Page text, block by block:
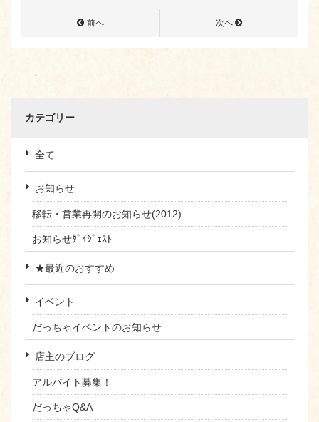
前へ 次へ
カテゴリー
全て
お知らせ
移転・営業再開のお知らせ(2012)
お知らせﾀﾞｲｼﾞｪｽﾄ
★最近のおすすめ
イベント
だっちゃイベントのお知らせ
店主のブログ
アルバイト募集！
だっちゃQ&A